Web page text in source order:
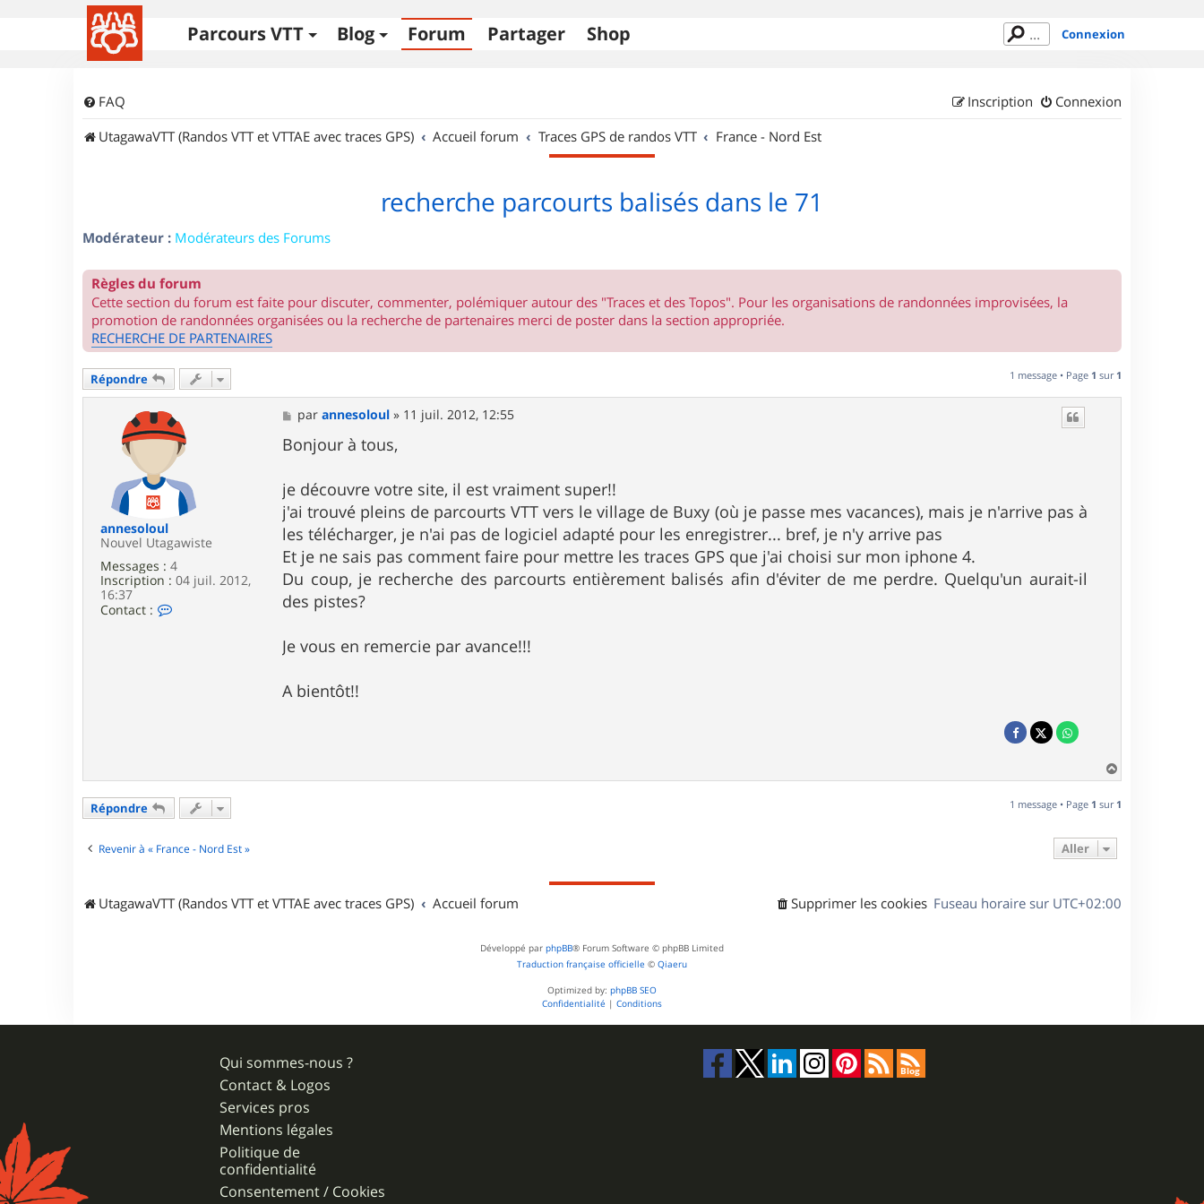
Parcours VTT Blog Forum Partager Shop Connexion
FAQ Connexion
Inscription
UtagawaVTT (Randos VTT et VTTAE avec traces GPS)
Accueil forum Traces GPS de randos VTT France - Nord Est
recherche parcourts balisés dans le 71
Modérateur : Modérateurs des Forums
Règles du forum
Cette section du forum est faite pour discuter, commenter, polémiquer autour des "Traces et des Topos". Pour les organisations de randonnées improvisées, la
promotion de randonnées organisées ou la recherche de partenaires merci de poster dans la section appropriée.
RECHERCHE DE PARTENAIRES
Répondre 1 message • Page 1 sur 1
annesoloul
Nouvel Utagawiste
Messages : 4
Inscription : 04 juil. 2012,
16:37
Contact :
e
s
l
u
M
e
s
s
g
e
parannesoloul » 11 juil. 2012, 12:55
Bonjour à tous,
je découvre votre site, il est vraiment super!!
j'ai trouvé pleins de parcourts VTT vers le village de Buxy (où je passe mes vacances), mais je n'arrive pas à
les télécharger, je n'ai pas de logiciel adapté pour les enregistrer... bref, je n'y arrive pas
Et je ne sais pas comment faire pour mettre les traces GPS que j'ai choisi sur mon iphone 4.
Du coup, je recherche des parcourts entièrement balisés afin d'éviter de me perdre. Quelqu'un aurait-il
des pistes?
Je vous en remercie par avance!!!
A bientôt!!
a
t
Répondre 1 message • Page 1 sur 1
Revenir à « France - Nord Est » Aller
UtagawaVTT (Randos VTT et VTTAE avec traces GPS) Accueil forum Fuseau horaire sur UTC+02:00
Supprimer les cookies
Développé par phpBB® Forum Software © phpBB Limited
Traduction française officielle © Qiaeru
Optimized by: phpBB SEO
Confidentialité | Conditions
Qui sommes-nous ?
Contact & Logos
Services pros
Mentions légales
Politique de
confidentialité
Consentement / Cookies